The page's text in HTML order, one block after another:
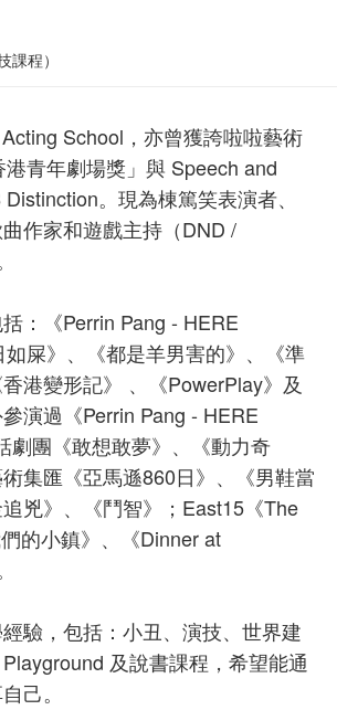
課程）
School，亦曾獲誇啦啦藝術
青年劇場獎」與 Speech and
。現為棟篤笑表演者、
作家和遊戲主持（DND /
：《Perrin Pang - HERE
屎》、《都是羊男害的》、《準
港變形記》 、《PowerPlay》及
參演過《Perrin Pang - HERE
劇團《敢想敢夢》、《動力奇
集匯《亞馬遜860日》、《男鞋當
兇》、《鬥智》；East15《The
的小鎮》、《Dinner at
驗，包括：小丑、演技、世界建
及說書課程，希望能通
己。